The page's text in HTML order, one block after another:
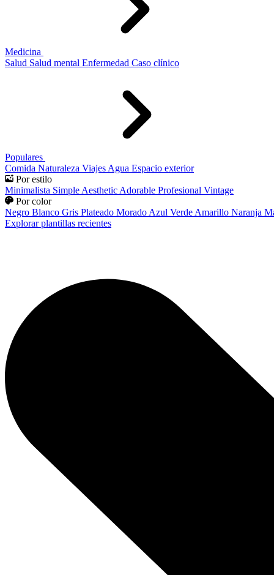
Medicina
Salud Salud mental Enfermedad Caso clínico
Populares
Comida Naturaleza Viajes Agua Espacio exterior
Por estilo
Minimalista Simple Aesthetic Adorable Profesional Vintage
Por color
Negro Blanco Gris Plateado Morado Azul Verde Amarillo Naranja
Explorar plantillas recientes